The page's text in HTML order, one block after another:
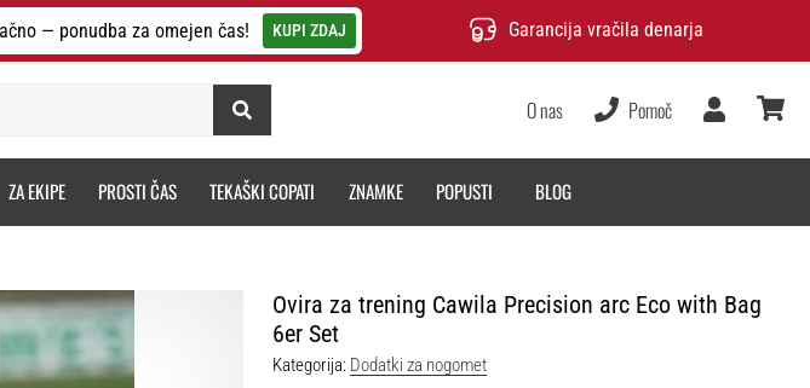
— ponudba za omejen čas! KUPI ZDAJ Garancija vračila denarja
Iskanje
O nas Pomoč
Uporabnik
ZA EKIPE PROSTI ČAS TEKAŠKI COPATI ZNAMKE POPUSTI BLOG
Ovira za trening Cawila Precision arc Eco with Bag
6er Set
Kategorija: Dodatki za nogomet